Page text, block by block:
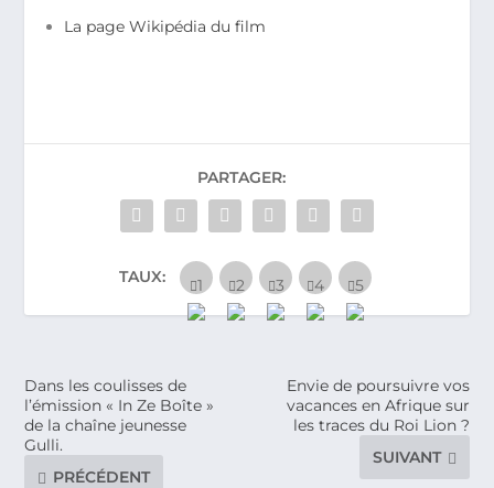
La page Wikipédia du film
PARTAGER:
TAUX:
Dans les coulisses de
l’émission « In Ze Boîte »
de la chaîne jeunesse
Gulli.
PRÉCÉDENT
Envie de poursuivre vos
vacances en Afrique sur
les traces du Roi Lion ?
SUIVANT